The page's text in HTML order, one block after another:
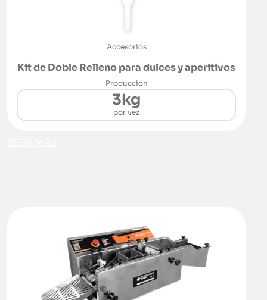
Accesorios
Kit de Doble Relleno para dulces y aperitivos
Producción
3kg
por vez